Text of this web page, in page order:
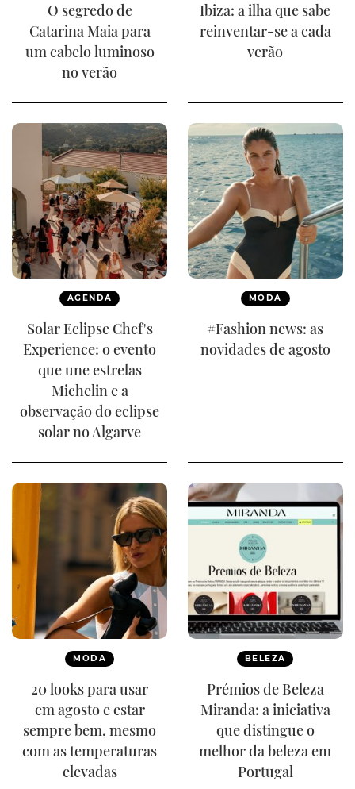
O segredo de
Catarina Maia para
um cabelo luminoso
no verão
Ibiza: a ilha que sabe
reinventar-se a cada
verão
AGENDA
Solar Eclipse Chef's
Experience: o evento
que une estrelas
Michelin e a
observação do eclipse
solar no Algarve
MODA
#Fashion news: as
novidades de agosto
MODA
20 looks para usar
em agosto e estar
sempre bem, mesmo
com as temperaturas
elevadas
BELEZA
Prémios de Beleza
Miranda: a iniciativa
que distingue o
melhor da beleza em
Portugal